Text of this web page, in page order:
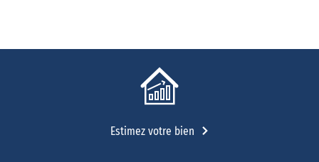
Estimez votre bien